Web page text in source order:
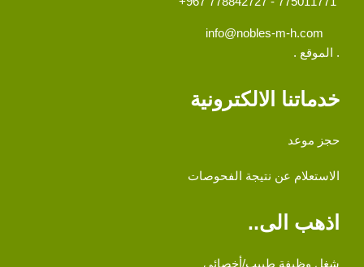
info@nobles-m-h.com
. الموقع .
خدماتنا الالكترونية
حجز موعد
الاستعلام عن نتيجة الفحوصات
اذهب الى..
شغل وظيفة طبيب/أخصائي